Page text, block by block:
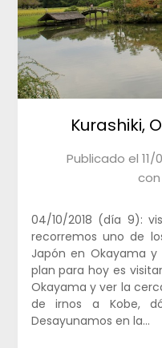
Kurashiki,
Publicado el 11/
04/10/2018 (día 9):
recorremos uno de
Japón en Okayama
plan para hoy es
Okayama y ver la
de irnos a Kobe,
Desayunamos en la…